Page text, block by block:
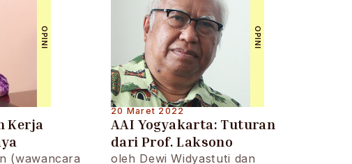
OPINI
Kerja
(wawancara
OPINI
20 Maret 2022
AAI Yogyakarta: Tuturan
dari Prof. Laksono
oleh Dewi Widyastuti dan